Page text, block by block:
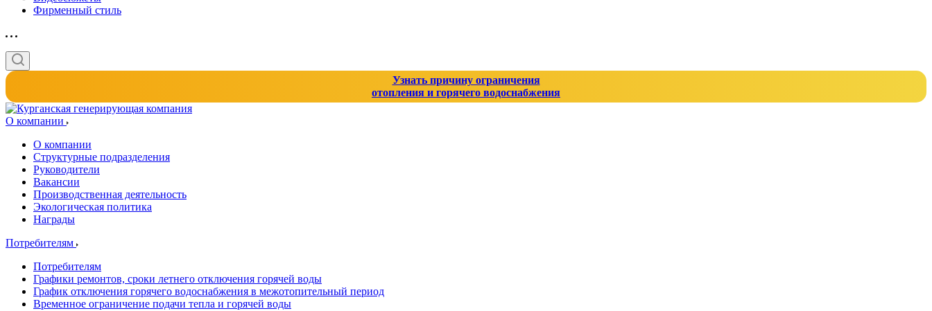
Фирменный стиль
Узнать причину ограничения
отопления и горячего водоснабжения
О компании
О компании
Структурные подразделения
Руководители
Вакансии
Производственная деятельность
Экологическая политика
Награды
Потребителям
Потребителям
Графики ремонтов, сроки летнего отключения горячей воды
График отключения горячего водоснабжения в межотопительный период
Временное ограничение подачи тепла и горячей воды